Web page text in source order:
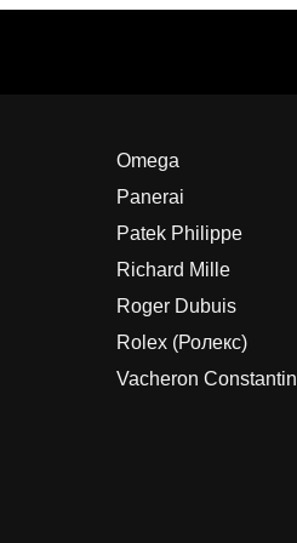
Omega
Panerai
Patek Philippe
Richard Mille
Roger Dubuis
Rolex (Ролекс)
Vacheron Constantin